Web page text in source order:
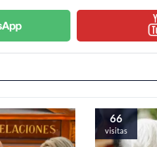
66
visitas